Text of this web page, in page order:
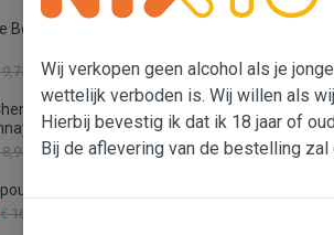
Bergeron -
-
Mistral
€ 16,95
Wij verkopen geen alcohol als je
wettelijk verboden is. Wij willen als
Hierbij bevestig ik dat ik 18 jaar of
Bij de aflevering van de bestelling